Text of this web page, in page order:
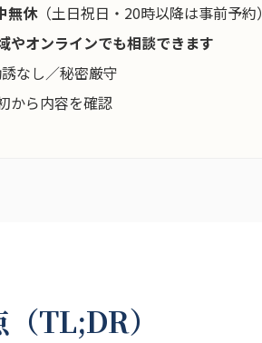
無休（土日祝日・20時以降は事前予約）
やオンラインでも相談できます
なし／秘密厳守
から内容を確認
TL;DR）